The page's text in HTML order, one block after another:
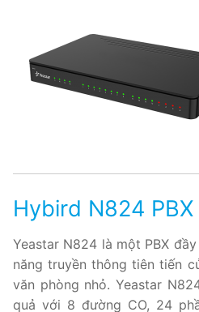
BRI VoIP Gateway
LIÊN HỆ
Hybird N824 PBX
Yeastar N824 là một PBX
năng truyền thông tiên tiến
văn phòng nhỏ. Yeastar
quả với 8 đường CO, 24